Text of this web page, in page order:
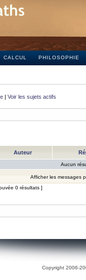
CALCUL PHILOSOPHIE
| Voir les sujets actifs
Auteur
Aucun
Afficher les messages
0 résultats ]
Copyright 2006-